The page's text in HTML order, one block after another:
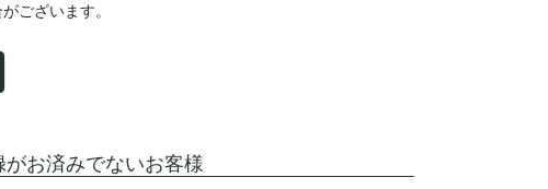
ございます。
がお済みでないお客様